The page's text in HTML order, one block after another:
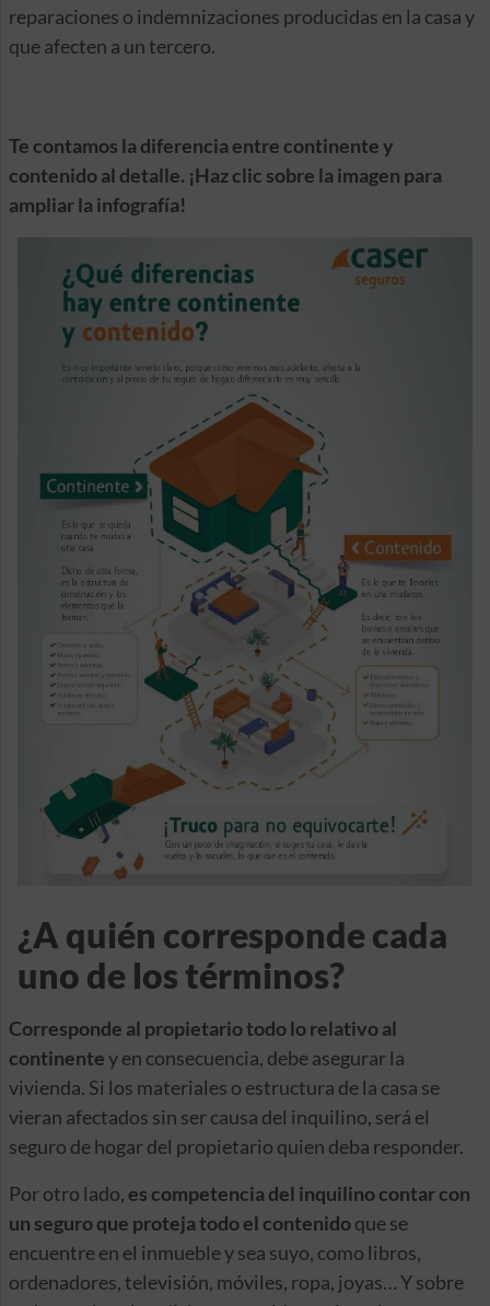
reparaciones o indemnizaciones producidas en la casa y
que afecten a un tercero.
Te contamos la diferencia entre continente y
contenido al detalle. ¡Haz clic sobre la imagen para
ampliar la infografía!
¿A quién corresponde cada
uno de los términos?
Corresponde al propietario todo lo relativo al
continentey en consecuencia, debe asegurar la
vivienda. Si los materiales o estructura de la casa se
vieran afectados sin ser causa del inquilino, será el
seguro de hogar del propietario quien deba responder.
Por otro lado, es competencia del inquilino contar con
un seguro que proteja todo el contenidoque se
encuentre en el inmueble y sea suyo, como libros,
ordenadores, televisión, móviles, ropa, joyas… Y sobre